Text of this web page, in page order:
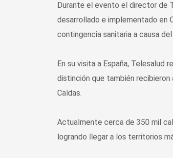
Durante el evento el director de
desarrollado e implementado en
contingencia sanitaria a causa
En su visita a España, Telesalud
distinción que también
Caldas.
Actualmente cerca de 350 mil
logrando llegar a los territorios